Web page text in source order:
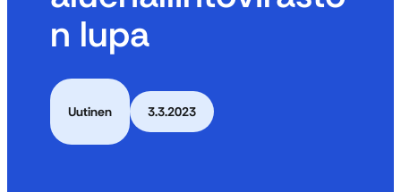
n lupa
Uutinen 3.3.2023